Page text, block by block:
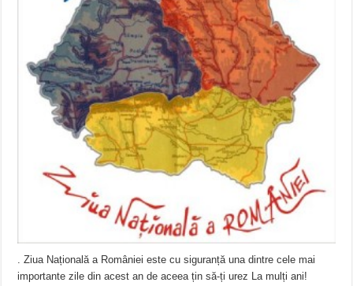
. Ziua Națională a României este cu siguranță una dintre cele mai
importante zile din acest an de aceea țin să-ți urez La mulți ani!